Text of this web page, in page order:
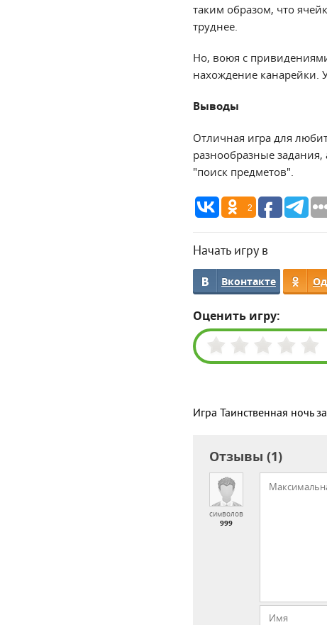
таким образом, что
труднее.
Но, воюя с
нахождение канарейки.
Выводы
Отличная игра для
разнообразные
"поиск предметов".
2
Начать игру в
Вконтакте
Оценить игру:
Игра Таинственная ночь
Отзывы (1)
символов
999